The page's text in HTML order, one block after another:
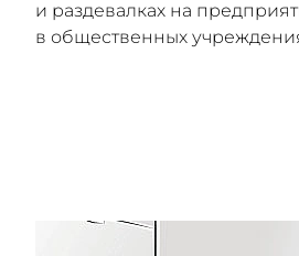
и раздевалках на
в общественных